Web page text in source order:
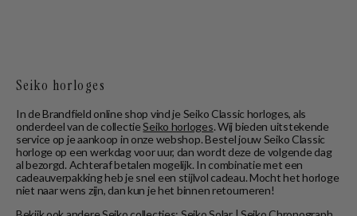
Seiko horloges
In de Brandfield online shop vind je Seiko Classic horloges, als
onderdeel van de collectieSeiko horloges. Wij bieden uitstekende
service op je aankoop in onze webshop. Bestel jouw Seiko Classic
horloge op een werkdag voor uur, dan wordt deze de volgende dag
al bezorgd. Achteraf betalen mogelijk. In combinatie met een
cadeauverpakking heb je snel een stijlvol cadeau. Mocht het horloge
niet naar wens zijn, dan kun je het binnen retourneren!